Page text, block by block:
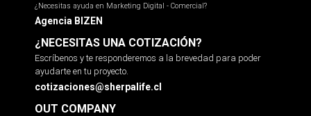
¿Necesitas ayuda en Marketing Digital - Comercial?
Agencia BIZEN
¿NECESITAS UNA COTIZACIÓN?
Escríbenos y te responderemos a la brevedad para poder
ayudarte en tu proyecto.
cotizaciones@sherpalife.cl
OUT COMPANY